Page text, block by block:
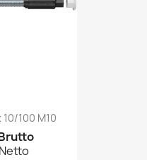
100 M10